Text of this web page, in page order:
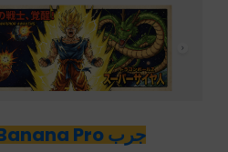
جرب Nano Banana Pro الآن!